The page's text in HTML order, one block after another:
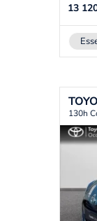
13
130h